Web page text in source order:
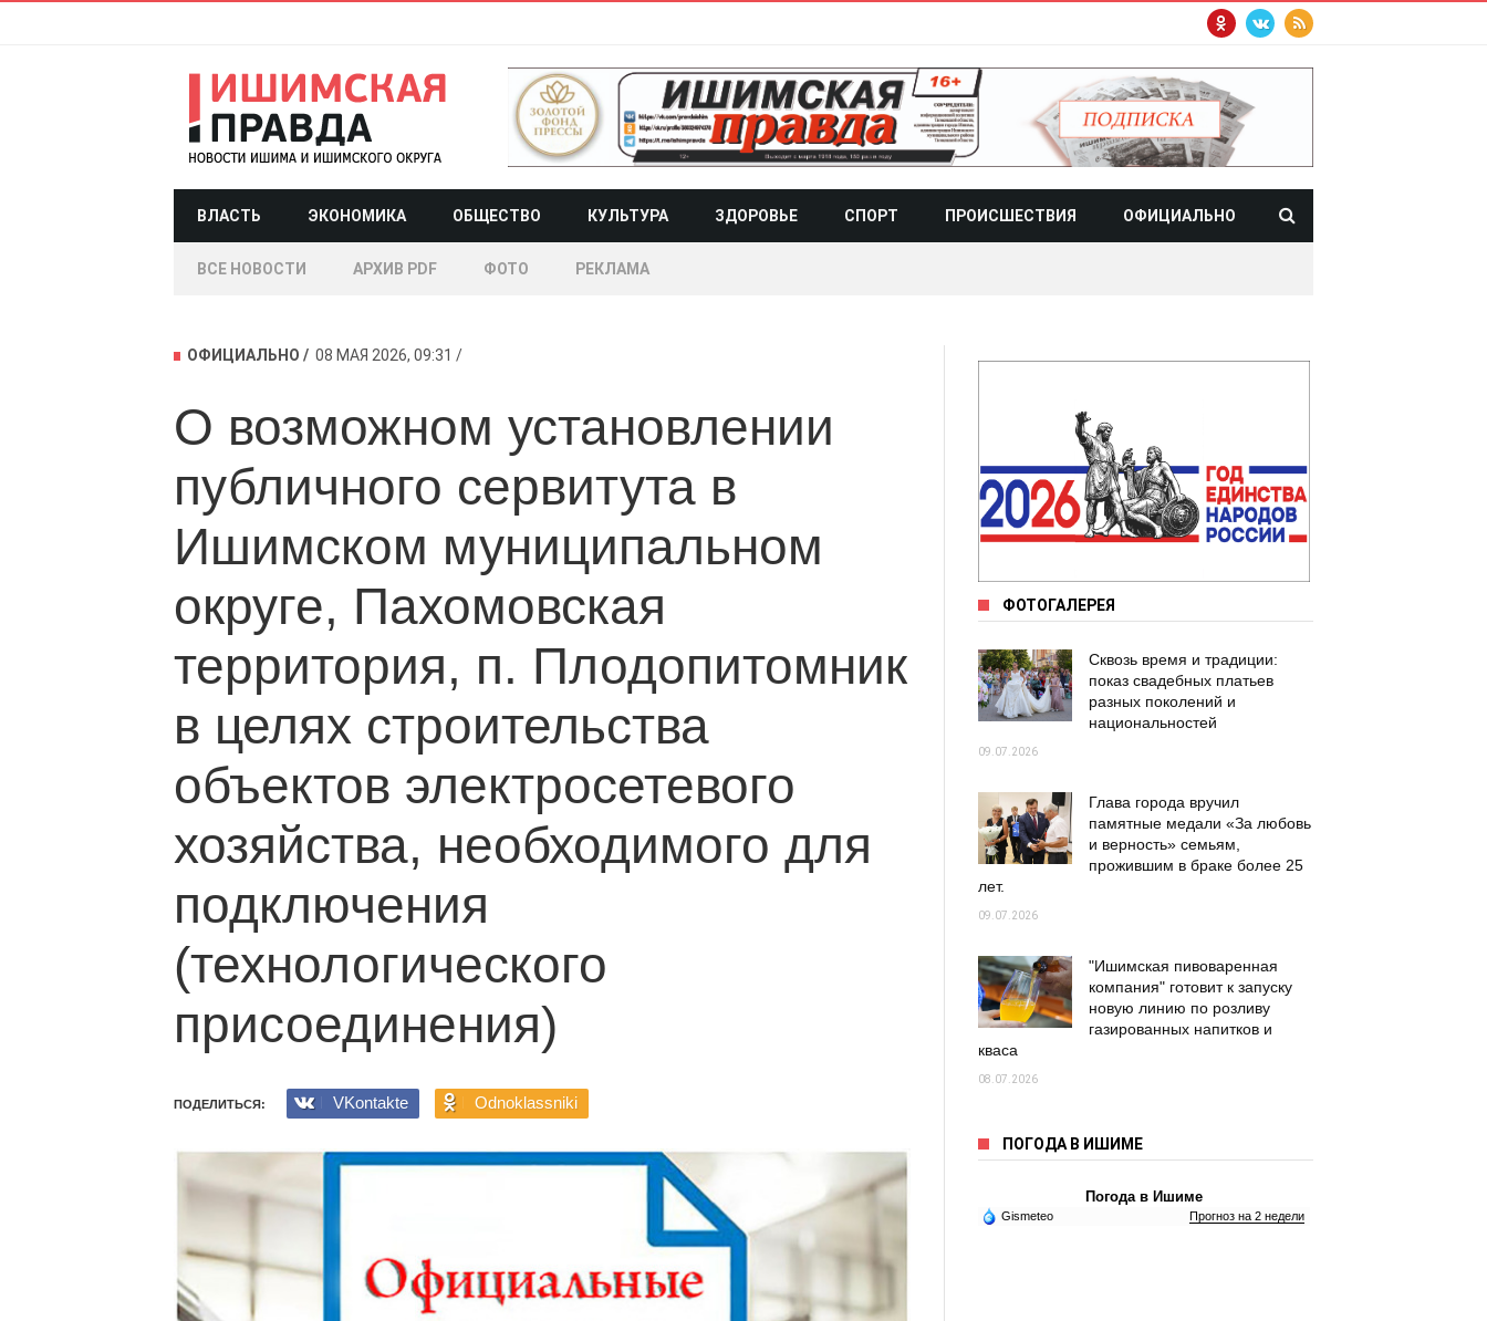
ВЛАСТЬ ЭКОНОМИКА ОБЩЕСТВО КУЛЬТУРА ЗДОРОВЬЕ СПОРТ ПРОИСШЕСТВИЯ ОФИЦИАЛЬНО
ВСЕ НОВОСТИ АРХИВ PDF ФОТО РЕКЛАМА
ОФИЦИАЛЬНО 08 МАЯ 2026, 09:31
О возможном установлении
публичного сервитута в
Ишимском муниципальном
округе, Пахомовская
территория, п. Плодопитомник
в целях строительства
объектов электросетевого
хозяйства, необходимого для
подключения
(технологического
присоединения)
ПОДЕЛИТЬСЯ: VKontakte Odnoklassniki
ФОТОГАЛЕРЕЯ
Сквозь время и традиции:
показ свадебных платьев
разных поколений и
национальностей
09.07.2026
Глава города вручил
памятные медали «За любовь
и верность» семьям,
прожившим в браке более 25
лет.
09.07.2026
"Ишимская пивоваренная
компания" готовит к запуску
новую линию по розливу
газированных напитков и
кваса
08.07.2026
ПОГОДА В ИШИМЕ
Погода в Ишиме
Gismeteo Прогноз на 2 недели